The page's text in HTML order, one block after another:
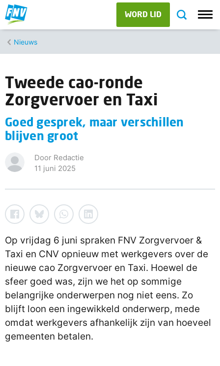
WORD LID
Nieuws
Tweede cao-ronde
Zorgvervoer en Taxi
Goed gesprek, maar verschillen
blijven groot
Door Redactie
11 juni 2025
Op vrijdag 6 juni spraken FNV Zorgvervoer &
Taxi en CNV opnieuw met werkgevers over de
nieuwe cao Zorgvervoer en Taxi. Hoewel de
sfeer goed was, zijn we het op sommige
belangrijke onderwerpen nog niet eens. Zo
blijft loon een ingewikkeld onderwerp, mede
omdat werkgevers afhankelijk zijn van hoeveel
gemeenten betalen.